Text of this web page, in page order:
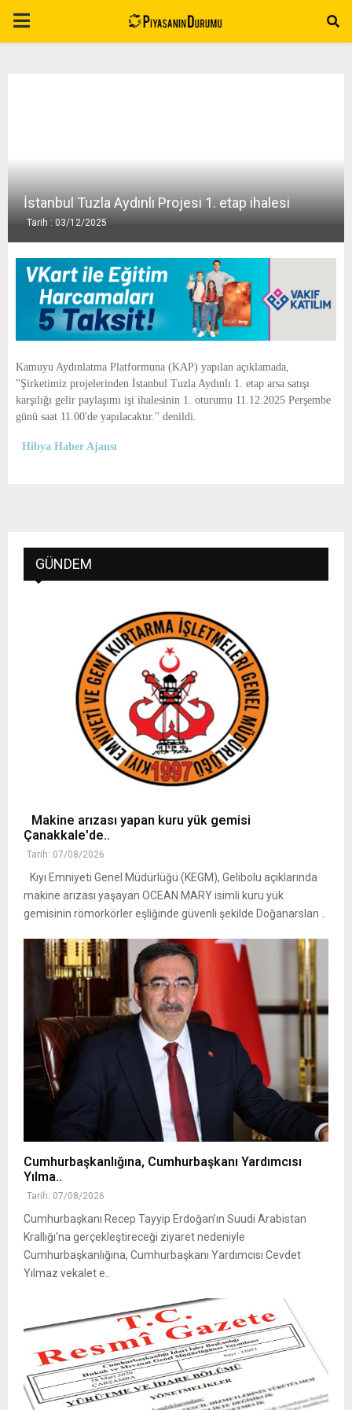
P
A
E
N
U
İstanbul Tuzla Aydınlı Projesi 1. etap ihalesi
Tarih : 03/12/2025
Kamuyu Aydınlatma Platformuna (KAP) yapılan açıklamada,
''Şirketimiz projelerinden İstanbul Tuzla Aydınlı 1. etap arsa satışı
karşılığı gelir paylaşımı işi ihalesinin 1. oturumu 11.12.2025 Perşembe
günü saat 11.00'de yapılacaktır.'' denildi.
Hibya Haber Ajansı
GÜNDEM
Makine arızası yapan kuru yük gemisi
Çanakkale'de..
Tarih: 07/08/2026
Kıyı Emniyeti Genel Müdürlüğü (KEGM), Gelibolu açıklarında
makine arızası yaşayan OCEAN MARY isimli kuru yük
gemisinin römorkörler eşliğinde güvenli şekilde Doğanarslan ..
Cumhurbaşkanlığına, Cumhurbaşkanı Yardımcısı
Yılma..
Tarih: 07/08/2026
Cumhurbaşkanı Recep Tayyip Erdoğan’ın Suudi Arabistan
Krallığı'na gerçekleştireceği ziyaret nedeniyle
Cumhurbaşkanlığına, Cumhurbaşkanı Yardımcısı Cevdet
Yılmaz vekalet e..